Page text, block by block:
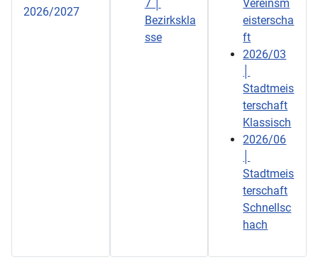
2026/2027
7 │
Bezirkskla
sse
Vereinsm
eisterscha
ft
2026/03
Stadtmeis
terschaft
Klassisch
2026/06
Stadtmeis
terschaft
Schnellsc
hach